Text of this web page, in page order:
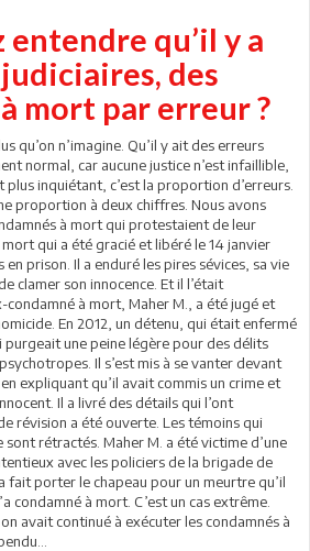
entendre qu’il y a
des
mort par erreur ?
qu’on n’imagine. Qu’il y ait des erreurs
normal, car aucune justice n’est infaillible,
plus inquiétant, c’est la proportion d’erreurs.
proportion à deux chiffres. Nous avons
à mort qui protestaient de leur
qui a été gracié et libéré le 14 janvier
en prison. Il a enduré les pires sévices, sa vie
clamer son innocence. Et il l’était
à mort, Maher M., a été jugé et
En 2012, un détenu, qui était enfermé
purgeait une peine légère pour des délits
Il s’est mis à se vanter devant
expliquant qu’il avait commis un crime et
Il a livré des détails qui l’ont
révision a été ouverte. Les témoins qui
sont rétractés. Maher M. a été victime d’une
avec les policiers de la brigade de
fait porter le chapeau pour un meurtre qu’il
condamné à mort. C’est un cas extrême.
avait continué à exécuter les condamnés à